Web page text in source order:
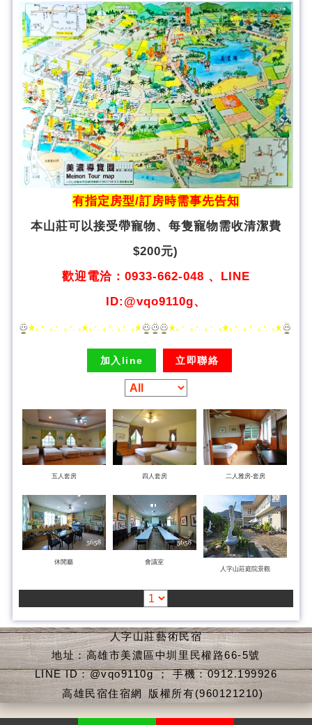
有指定房型/訂房時需事先告知
本山莊可以接受帶寵物、 每隻寵物需收清潔費
$200元)
歡迎電洽：0933-662-048 、LINE
ID:@vqo9110g、
加入line 立即聯絡
五人套房 四人套房 二人雅房-套房
休閒廳
會議室
人字山莊庭院景觀
人字山莊藝術民宿
地址：高雄市美濃區中圳里民權路66-5號
LINE ID：@vqo9110g ； 手機：0912.199926
高雄民宿住宿網 版權所有(960121210)